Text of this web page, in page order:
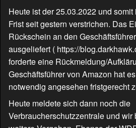
Heute ist der 25.03.2022 und
Frist seit gestern verstrichen. Das
Rückschein an den
ausgeliefert ( https://
forderte eine Rückmeldung/
Geschäftsführer von Amazon hat
notwendig angesehen fristgerecht
Heute meldete sich dann noch die
Verbraucherschutzzentrale und wir